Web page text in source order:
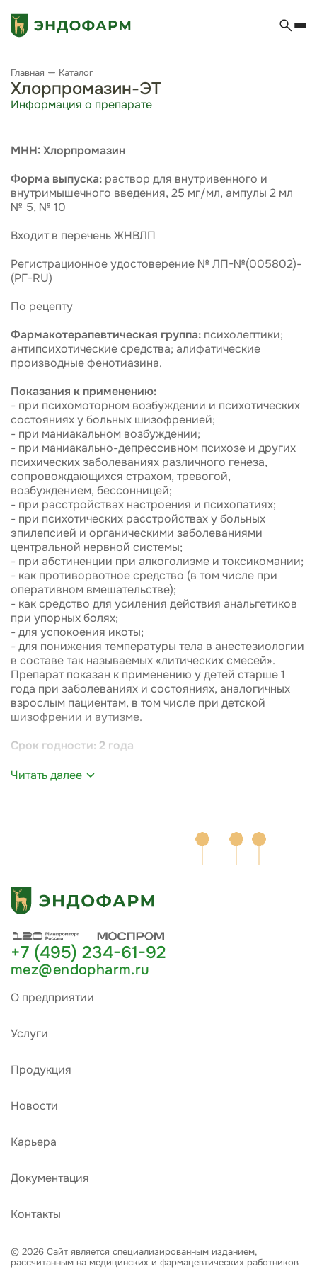
Главная Каталог
Хлорпромазин-ЭТ
Информация о препарате
МНН: Хлорпромазин
Форма выпуска: раствор для внутривенного и
внутримышечного введения, 25 мг/мл, ампулы 2 мл
№ 5, № 10
Входит в перечень ЖНВЛП
Регистрационное удостоверение № ЛП-№(005802)-
(РГ-RU)
По рецепту
Фармакотерапевтическая группа: психолептики;
антипсихотические средства; алифатические
производные фенотиазина.
Показания к применению:
- при психомоторном возбуждении и психотических
состояниях у больных шизофренией;
- при маниакальном возбуждении;
- при маниакально-депрессивном психозе и других
психических заболеваниях различного генеза,
сопровождающихся страхом, тревогой,
возбуждением, бессонницей;
- при расстройствах настроения и психопатиях;
- при психотических расстройствах у больных
эпилепсией и органическими заболеваниями
центральной нервной системы;
- при абстиненции при алкоголизме и токсикомании;
- как противорвотное средство (в том числе при
оперативном вмешательстве);
- как средство для усиления действия анальгетиков
при упорных болях;
- для успокоения икоты;
- для понижения температуры тела в анестезиологии
в составе так называемых «литических смесей».
Препарат показан к применению у детей старше 1
года при заболеваниях и состояниях, аналогичных
взрослым пациентам, в том числе при детской
шизофрении и аутизме.
Срок годности: 2 года
Читать далее
+7 (495) 234-61-92
mez@endopharm.ru
О предприятии
Услуги
Продукция
Новости
Карьера
Документация
Контакты
© 2026 Сайт является специализированным изданием,
рассчитанным на медицинских и фармацевтических работников